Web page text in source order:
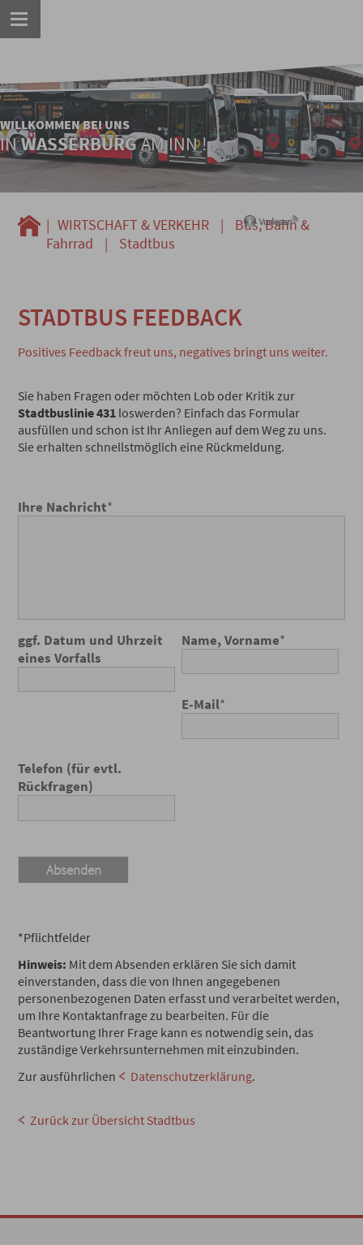
WILLKOMMEN BEI UNS
INWASSERBURGAM INN !
| WIRTSCHAFT & VERKEHR |
Bus, Bahn &
Fahrrad
| Stadtbus
STADTBUS FEEDBACK
Positives Feedback freut uns, negatives bringt uns weiter.
Sie haben Fragen oder möchten Lob oder Kritik zur
Stadtbuslinie 431 loswerden? Einfach das Formular
ausfüllen und schon ist Ihr Anliegen auf dem Weg zu uns.
Sie erhalten schnellstmöglich eine Rückmeldung.
Ihre Nachricht*
ggf. Datum und Uhrzeit
eines Vorfalls
Name, Vorname*
E-Mail*
Telefon (für evtl.
Rückfragen)
*Pflichtfelder
Hinweis: Mit dem Absenden erklären Sie sich damit
einverstanden, dass die von Ihnen angegebenen
personenbezogenen Daten erfasst und verarbeitet werden,
um Ihre Kontaktanfrage zu bearbeiten. Für die
Beantwortung Ihrer Frage kann es notwendig sein, das
zuständige Verkehrsunternehmen mit einzubinden.
Zur ausführlichen
Datenschutzerklärung.
Zurück zur Übersicht Stadtbus